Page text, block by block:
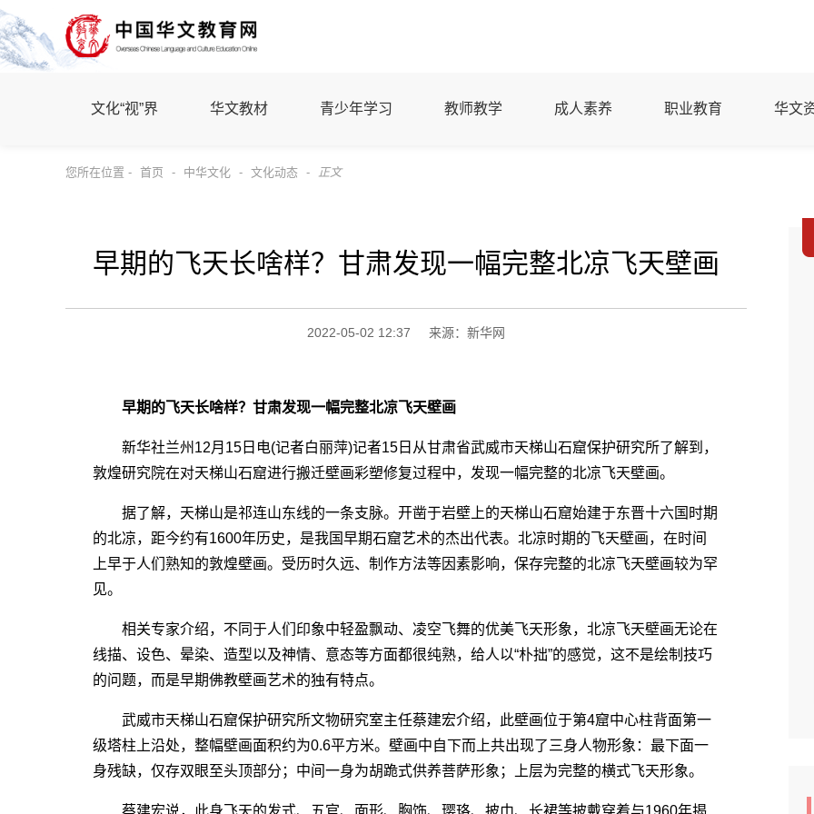
文化“视”界 华文教材 青少年学习 教师教学 成人素养 职业教育 华文
您所在位置 - 首页 - 中华文化 - 文化动态 - 正文
早期的飞天长啥样？甘肃发现一幅完整北凉飞天壁画
2022-05-02 12:37 来源：新华网
早期的飞天长啥样？甘肃发现一幅完整北凉飞天壁画
新华社兰州12月15日电(记者白丽萍)记者15日从甘肃省武威市天梯山石窟保护研究所了解到，
敦煌研究院在对天梯山石窟进行搬迁壁画彩塑修复过程中，发现一幅完整的北凉飞天壁画。
据了解，天梯山是祁连山东线的一条支脉。开凿于岩壁上的天梯山石窟始建于东晋十六国时期
的北凉，距今约有1600年历史，是我国早期石窟艺术的杰出代表。北凉时期的飞天壁画，在时间
上早于人们熟知的敦煌壁画。受历时久远、制作方法等因素影响，保存完整的北凉飞天壁画较为罕
见。
相关专家介绍，不同于人们印象中轻盈飘动、凌空飞舞的优美飞天形象，北凉飞天壁画无论在
线描、设色、晕染、造型以及神情、意态等方面都很纯熟，给人以“朴拙”的感觉，这不是绘制技巧
的问题，而是早期佛教壁画艺术的独有特点。
武威市天梯山石窟保护研究所文物研究室主任蔡建宏介绍，此壁画位于第4窟中心柱背面第一
级塔柱上沿处，整幅壁画面积约为0.6平方米。壁画中自下而上共出现了三身人物形象：最下面一
身残缺，仅存双眼至头顶部分；中间一身为胡跪式供养菩萨形象；上层为完整的横式飞天形象。
蔡建宏说，此身飞天的发式、五官、面形、胸饰、璎珞、披巾、长裙等披戴穿着与1960年揭